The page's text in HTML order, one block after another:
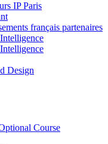
IP Paris
français partenaires
Design
Course